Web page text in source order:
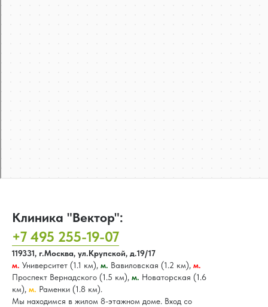
Клиника "Вектор":
+7 495 255-19-07
119331, г.Москва, ул.Крупской, д.19/17
м. Университет (1.1 км), м. Вавиловская (1.2 км), м.
Проспект Вернадского (1.5 км), м. Новаторская (1.6
км), м. Раменки (1.8 км).
Мы находимся в жилом 8-этажном доме. Вход со